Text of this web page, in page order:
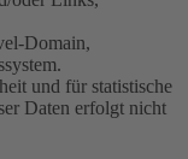
Domain,
und für statistische
Daten erfolgt nicht